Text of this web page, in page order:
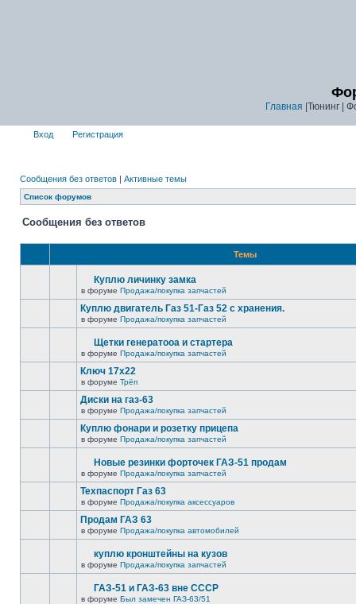
Главная |Тюнинг |
Вход Регистрация
Сообщения без ответов | Активные темы
Список форумов
Сообщения без ответов
Темы
Куплю личинку замка
в форуме Продажа/покупка запчастей
Куплю двигатель Газ 51-Газ 52 с хранения.
в форуме Продажа/покупка запчастей
Щетки генератооа и стартера
в форуме Продажа/покупка запчастей
Ключ 17х22
в форуме Трёп
Диски на газ-63
в форуме Продажа/покупка запчастей
Куплю фонари и розетку прицепа
в форуме Продажа/покупка запчастей
Новые резинки форточек ГАЗ-51 продам
в форуме Продажа/покупка запчастей
Техпаспорт Газ 63
в форуме Продажа/покупка аксессуаров
Продам ГАЗ 63
в форуме Продажа/покупка автомобилей
куплю кронштейны на кузов
в форуме Продажа/покупка запчастей
ГАЗ-51 и ГАЗ-63 вне СССР
в форуме Был замечен ГАЗ-63/51